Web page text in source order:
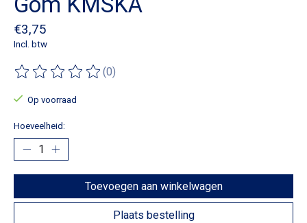
€3,75
Incl. btw
De beoordeling van dit product is
(0)
Op voorraad
Hoeveelheid:
Toevoegen aan winkelwagen
Plaats bestelling